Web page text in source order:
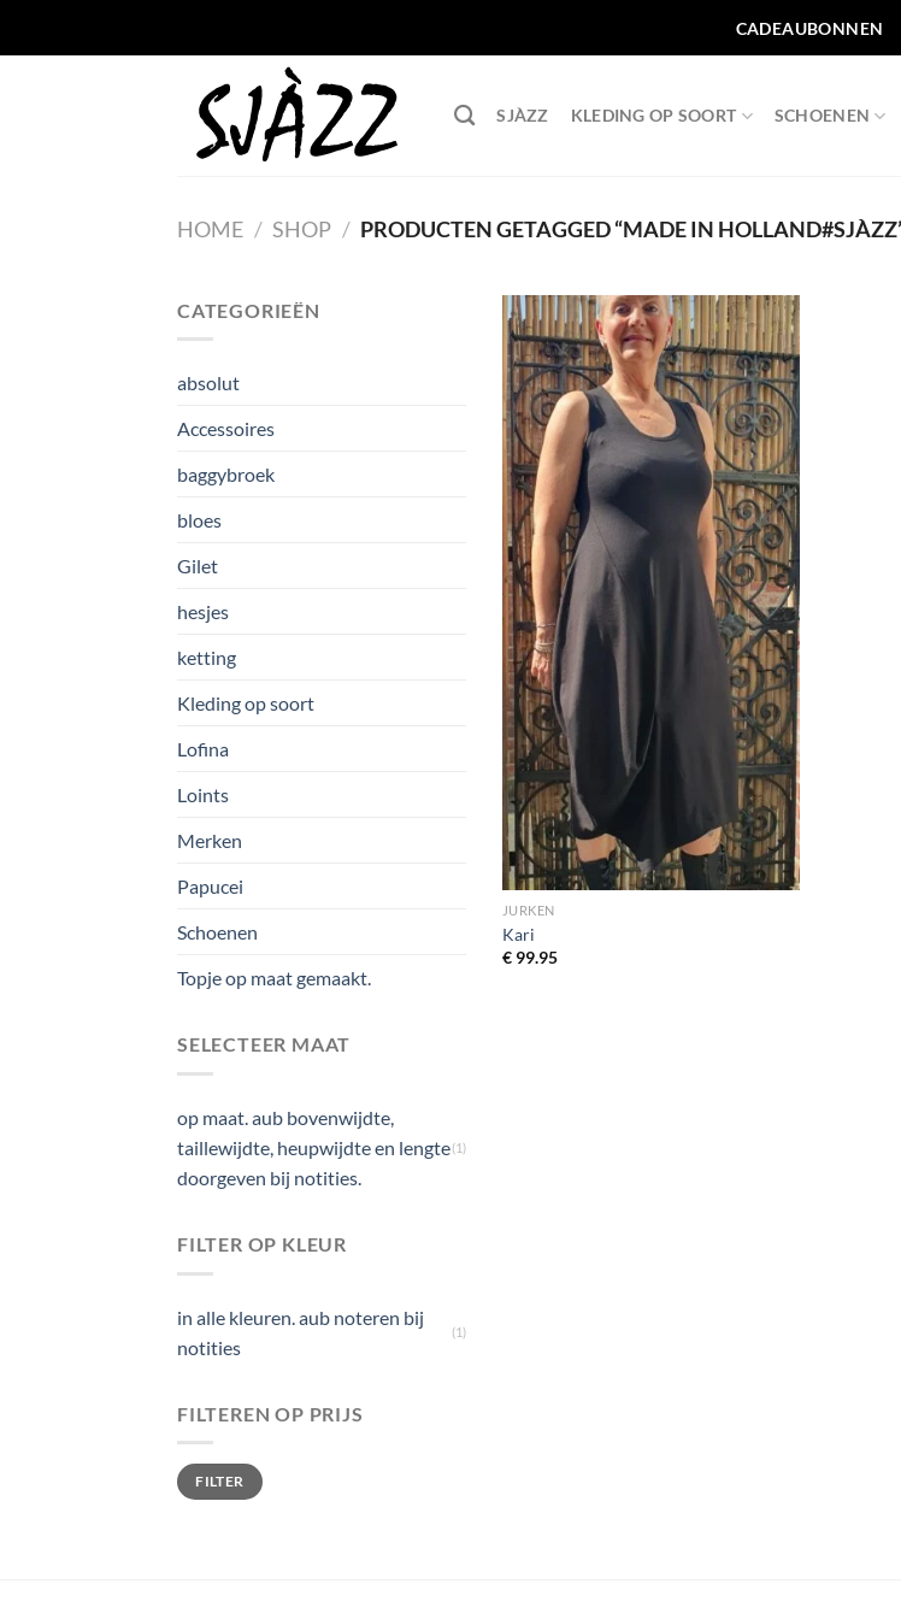
CADEAUBONNEN
SJÀZZ KLEDING OP SOORT SCHOENEN
HOME / SHOP / PRODUCTEN GETAGGED “MADE IN
CATEGORIEËN
absolut
Accessoires
baggybroek
bloes
Gilet
hesjes
ketting
Kleding op soort
Lofina
Loints
Merken
Papucei
Schoenen
Topje op maat gemaakt.
SELECTEER MAAT
op maat. aub bovenwijdte,
taillewijdte, heupwijdte en lengte
doorgeven bij notities.
(1)
FILTER OP KLEUR
in alle kleuren. aub noteren bij
notities
(1)
FILTEREN OP PRIJS
Min. prijs
Max. prijs
FILTER
Toevoegen
aan
wenslijst
JURKEN
Kari
€99.95